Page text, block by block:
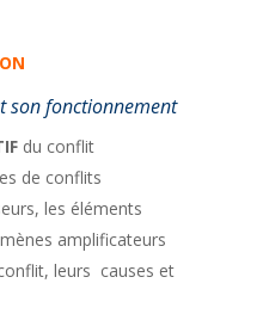
son fonctionnement
du conflit
de conflits
les éléments
amplificateurs
leurs causes et